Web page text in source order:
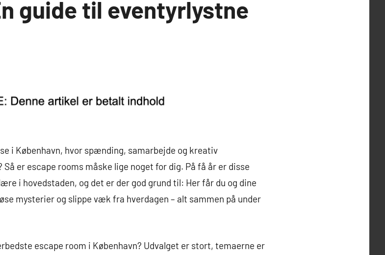
guide til eventyrlystne
i København, hvor spænding, samarbejde og kreativ
er escape rooms måske lige noget for dig. På få år er disse
i hovedstaden, og det er der god grund til: Her får du og dine
mysterier og slippe væk fra hverdagen – alt sammen på under
escape room i København? Udvalget er stort, temaerne er